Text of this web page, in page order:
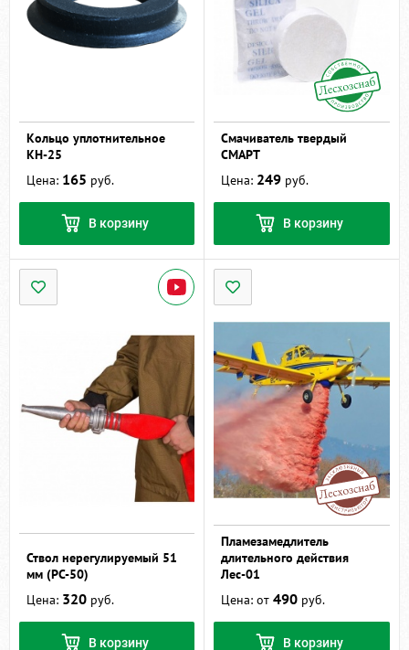
Кольцо уплотнительное
КН-25
Цена: 165 руб.
В корзину
Смачиватель твердый
СМАРТ
Цена: 249 руб.
В корзину
Ствол нерегулируемый 51
мм (РС-50)
Цена: 320 руб.
В корзину
Пламезамедлитель
длительного действия
Лес-01
Цена: от 490 руб.
В корзину